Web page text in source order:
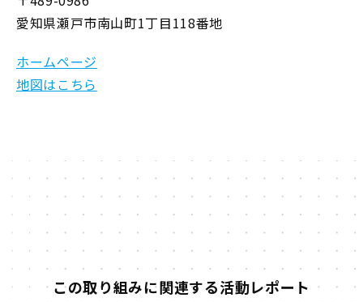
愛知県瀬戸市南山町1丁目118番地
ホームページ
地図はこちら
この取り組みに関連する活動レポート